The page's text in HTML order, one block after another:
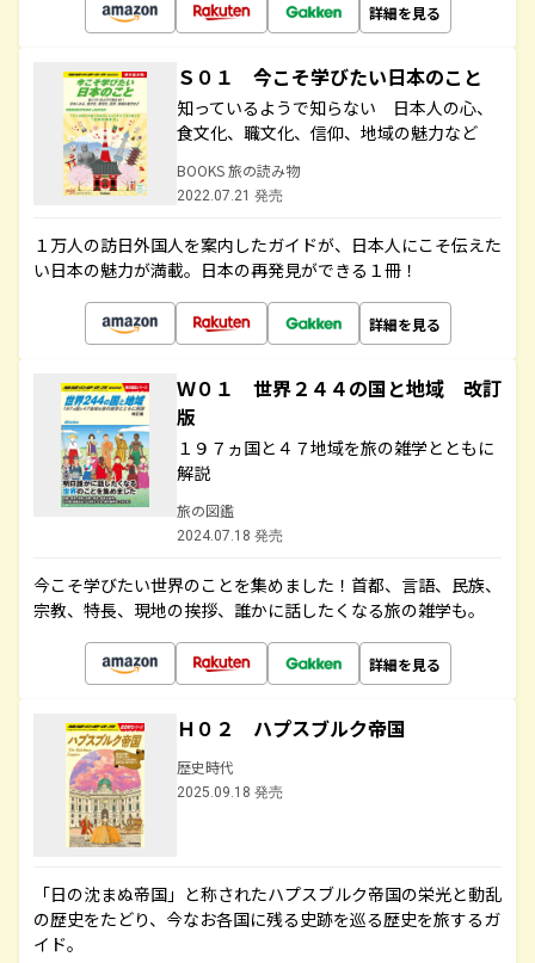
詳細を見る
Ｓ０１ 今こそ学びたい日本のこと
知っているようで知らない 日本人の心、
食文化、職文化、信仰、地域の魅力など
BOOKS 旅の読み物
2022.07.21 発売
１万人の訪日外国人を案内したガイドが、日本人にこそ伝えた
い日本の魅力が満載。日本の再発見ができる１冊！
詳細を見る
Ｗ０１ 世界２４４の国と地域 改訂
版
１９７ヵ国と４７地域を旅の雑学とともに
解説
旅の図鑑
2024.07.18 発売
今こそ学びたい世界のことを集めました！首都、言語、民族、
宗教、特長、現地の挨拶、誰かに話したくなる旅の雑学も。
詳細を見る
Ｈ０２ ハプスブルク帝国
歴史時代
2025.09.18 発売
「日の沈まぬ帝国」と称されたハプスブルク帝国の栄光と動乱
の歴史をたどり、今なお各国に残る史跡を巡る歴史を旅するガ
イド。